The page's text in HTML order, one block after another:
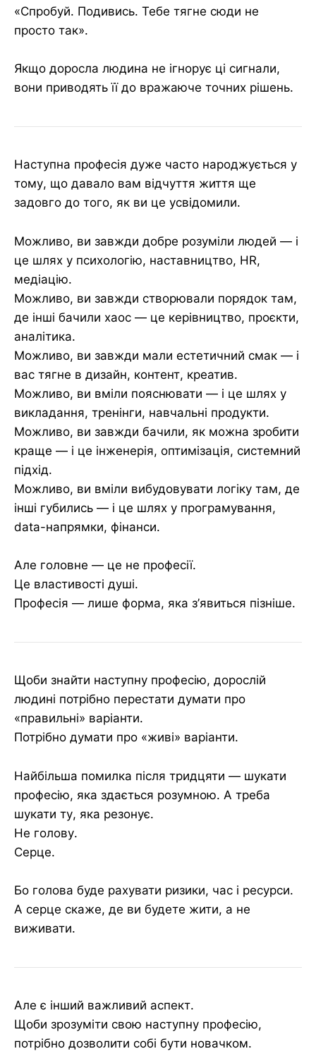
«Спробуй. Подивись. Тебе тягне сюди не
просто так».
Якщо доросла людина не ігнорує ці сигнали,
вони приводять її до вражаюче точних рішень.
Наступна професія дуже часто народжується у
тому, що давало вам відчуття життя ще
задовго до того, як ви це усвідомили.
Можливо, ви завжди добре розуміли людей — і
це шлях у психологію, наставництво, HR,
медіацію.
Можливо, ви завжди створювали порядок там,
де інші бачили хаос — це керівництво, проєкти,
аналітика.
Можливо, ви завжди мали естетичний смак — і
вас тягне в дизайн, контент, креатив.
Можливо, ви вміли пояснювати — і це шлях у
викладання, тренінги, навчальні продукти.
Можливо, ви завжди бачили, як можна зробити
краще — і це інженерія, оптимізація, системний
підхід.
Можливо, ви вміли вибудовувати логіку там, де
інші губились — і це шлях у програмування,
data-напрямки, фінанси.
Але головне — це не професії.
Це властивості душі.
Професія — лише форма, яка з’явиться пізніше.
Щоби знайти наступну професію, дорослій
людині потрібно перестати думати про
«правильні» варіанти.
Потрібно думати про «живі» варіанти.
Найбільша помилка після тридцяти — шукати
професію, яка здається розумною. А треба
шукати ту, яка резонує.
Не голову.
Серце.
Бо голова буде рахувати ризики, час і ресурси.
А серце скаже, де ви будете жити, а не
виживати.
Але є інший важливий аспект.
Щоби зрозуміти свою наступну професію,
потрібно дозволити собі бути новачком.